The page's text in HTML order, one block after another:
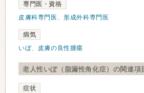
専門医・資格
皮膚科専門医 、形成外科専門医
病気
いぼ、 皮膚の良性腫瘍
老人性いぼ（脂漏性角化症）の関連項
症状